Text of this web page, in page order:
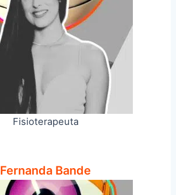
Fisioterapeuta
Fernanda Bande